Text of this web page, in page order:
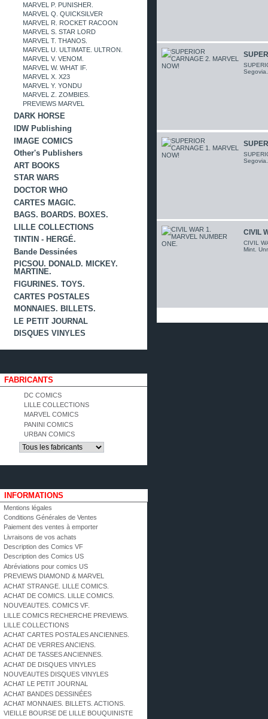
MARVEL P. PUNISHER.
MARVEL Q. QUICKSILVER
MARVEL R. ROCKET RACOON
MARVEL S. STAR LORD
MARVEL T. THANOS.
MARVEL U. ULTIMATE. ULTRON.
MARVEL V. VENOM.
MARVEL W. WHAT IF.
MARVEL X. X23
MARVEL Y. YONDU
MARVEL Z. ZOMBIES.
PREVIEWS MARVEL
DARK HORSE
IDW Publishing
IMAGE COMICS
Other's Publishers
ART BOOKS
STAR WARS
DOCTOR WHO
CARTES MAGIC.
BAGS. BOARDS. BOXES.
LILLE COLLECTIONS
TINTIN - HERGÉ.
Bande Dessinées
PICSOU. DONALD. MICKEY.
MARTINE.
FIGURINES. TOYS.
CARTES POSTALES
MONNAIES. BILLETS.
LE PETIT JOURNAL
DISQUES VINYLES
FABRICANTS
DC COMICS
LILLE COLLECTIONS
MARVEL COMICS
PANINI COMICS
URBAN COMICS
INFORMATIONS
Mentions légales
Conditions Générales de Ventes
Paiement des ventes à emporter
Livraisons de vos achats
Description des Comics VF
Description des Comics US
Abréviations pour comics US
PREVIEWS DIAMOND & MARVEL
ACHAT STRANGE. LILLE COMICS.
ACHAT DE COMICS. LILLE COMICS.
NOUVEAUTES. COMICS VF.
LILLE COMICS RECHERCHE PREVIEWS.
LILLE COLLECTIONS
ACHAT CARTES POSTALES ANCIENNES.
ACHAT DE VERRES ANCIENS.
ACHAT DE TASSES ANCIENNES.
ACHAT DE DISQUES VINYLES
NOUVEAUTES DISQUES VINYLES
ACHAT LE PETIT JOURNAL
ACHAT BANDES DESSINÉES
ACHAT MONNAIES. BILLETS. ACTIONS.
VIEILLE BOURSE DE LILLE BOUQUINISTE
CIVIL
CIVIL
Mint.